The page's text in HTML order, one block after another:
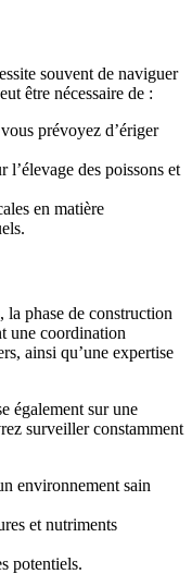
souvent de naviguer
être nécessaire de :
prévoyez d’ériger
l’élevage des poissons et
en matière
la phase de construction
une coordination
ainsi qu’une expertise
également sur une
surveiller constamment
environnement sain
et nutriments
potentiels.